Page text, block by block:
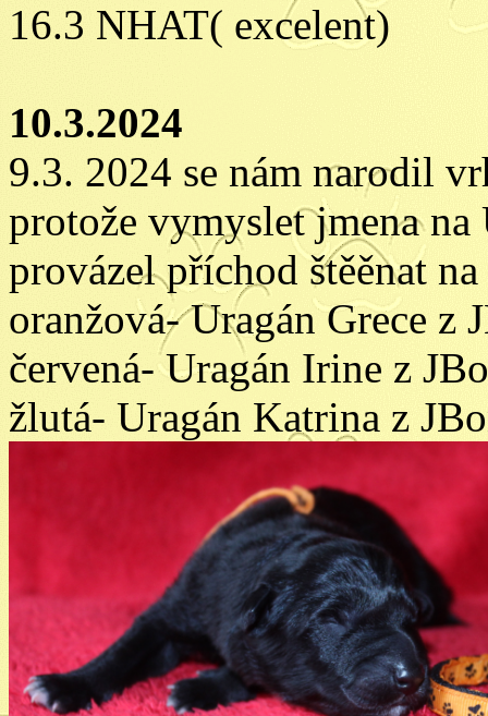
16.3 NHAT( excelent)
10.3.2024
9.3. 2024 se nám narodil
protože vymyslet jmena
provázel příchod štěěnat
oranžová- Uragán Grece z
červená- Uragán Irine z
žlutá- Uragán Katrina z